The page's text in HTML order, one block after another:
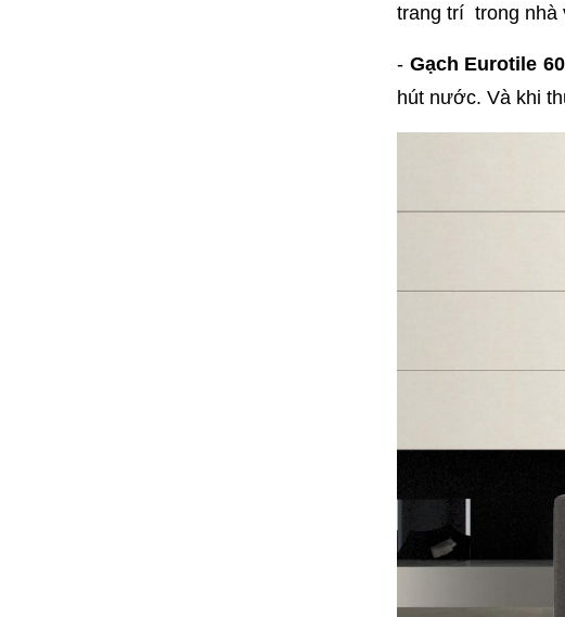
trang trí trong nhà
- Gạch Eurotile
hút nước. Và khi